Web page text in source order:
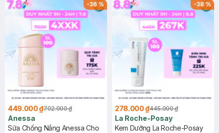
-36%
449.000 ₫702.000 ₫
Anessa
Sữa Chống Nắng Anessa Cho
-38%
278.000 ₫445.000 ₫
La Roche-Posay
Kem Dưỡng La Roche-Posay